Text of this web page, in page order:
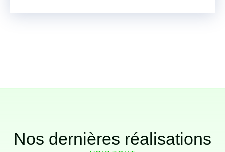
Nos dernières réalisations